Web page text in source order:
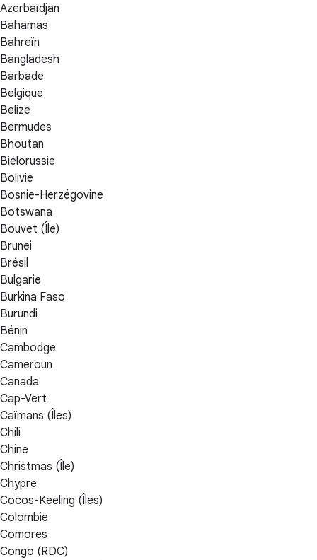
Azerbaïdjan
Bahamas
Bahreïn
Bangladesh
Barbade
Belgique
Belize
Bermudes
Bhoutan
Biélorussie
Bolivie
Bosnie-Herzégovine
Botswana
Bouvet (Île)
Brunei
Brésil
Bulgarie
Burkina Faso
Burundi
Bénin
Cambodge
Cameroun
Canada
Cap-Vert
Caïmans (Îles)
Chili
Chine
Christmas (Île)
Chypre
Cocos-Keeling (Îles)
Colombie
Comores
Congo (RDC)